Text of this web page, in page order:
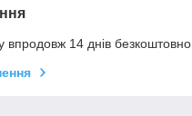
впродовж 14 днів безкоштовно